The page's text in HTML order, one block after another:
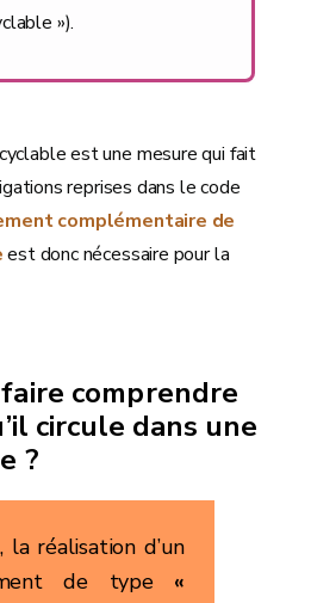
»).
est une mesure qui fait
reprises dans le code
complémentaire de
est donc nécessaire pour la
comprendre
circule dans une
?
la réalisation d’un
de type «